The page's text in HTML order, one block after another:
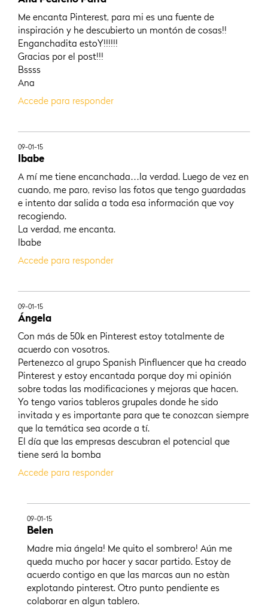
Me encanta Pinterest, para mi es una fuente de
inspiración y he descubierto un montón de cosas!!
Enganchadita estoY!!!!!!
Gracias por el post!!!
Bssss
Ana
Accede para responder
09-01-15
Ibabe
A mí me tiene encanchada…la verdad. Luego de vez en
cuando, me paro, reviso las fotos que tengo guardadas
e intento dar salida a toda esa información que voy
recogiendo.
La verdad, me encanta.
Ibabe
Accede para responder
09-01-15
Ángela
Con más de 50k en Pinterest estoy totalmente de
acuerdo con vosotros.
Pertenezco al grupo Spanish Pinfluencer que ha creado
Pinterest y estoy encantada porque doy mi opinión
sobre todas las modificaciones y mejoras que hacen.
Yo tengo varios tableros grupales donde he sido
invitada y es importante para que te conozcan siempre
que la temática sea acorde a tí.
El día que las empresas descubran el potencial que
tiene será la bomba
Accede para responder
09-01-15
Belen
Madre mia ángela! Me quito el sombrero! Aún me
queda mucho por hacer y sacar partido. Estoy de
acuerdo contigo en que las marcas aun no estàn
explotando pinterest. Otro punto pendiente es
colaborar en algun tablero.